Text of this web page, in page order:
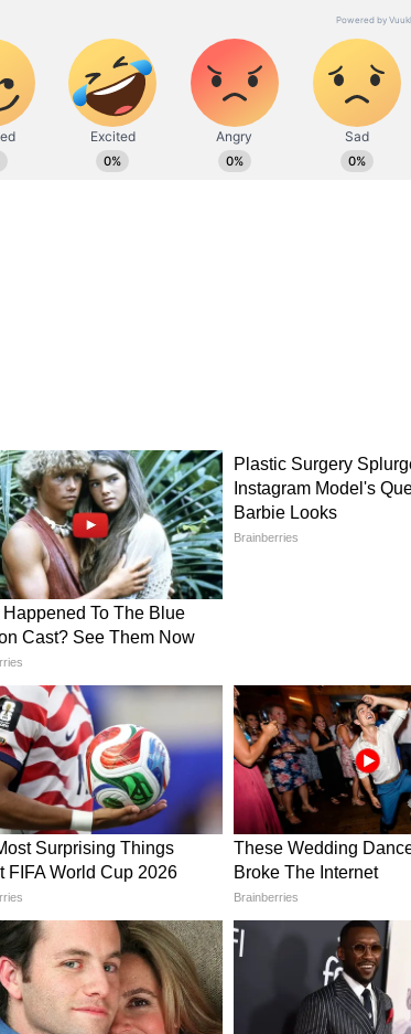
যাবে, চাকরিতে সাফল্য পেতে পারেন, তবে
আশ্রয় নিতে হবে। কঠোর পরিশ্রমের
পাবেন। এই মাসটি ব্যবসায়ীদের জন্য খুব
খুব বেশি রিটার্ন আশা করা যায় না। আয় হ্রাসের
করতে পারে। দায়িত্বের কারণে ঋণ নেওয়ার
বুঝতে সক্ষম হবেন।
দেবে, তবে সম্পত্তি নিয়ে পরিবারে বিবাদ হতে
বিবাদ হতে পারে। আপনি আপনার সন্তানদের
দাম্পত্য জীবন শুরু করছেন তাদের একটা কথা
না থাকে, অন্যথায় বিবাদ হতে পারে।
নিতে হবে। বিভিন্ন গ্রহ আপনাকে মানসিক চাপ
ব্যথার সমস্যাও হতে পারে। সুস্থ থাকতে